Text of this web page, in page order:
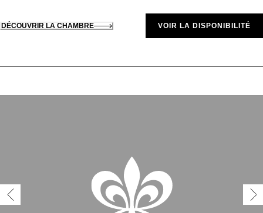
DÉCOUVRIR LA CHAMBRE VOIR LA DISPONIBILITÉ